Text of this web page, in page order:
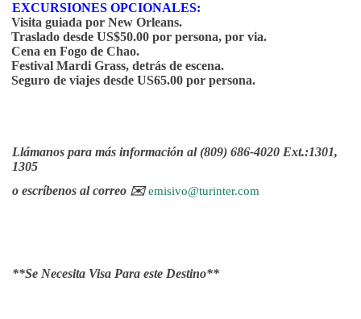
EXCURSIONES OPCIONALES:
Visita guiada por New Orleans.
Traslado desde US$50.00 por persona, por via.
Cena en Fogo de Chao.
Festival Mardi Grass, detrás de escena.
Seguro de viajes desde US65.00 por persona.
Llámanos para más información al (809) 686-4020 Ext.:1301,
1305
o escríbenos al correo ✉ emisivo@turinter.com
**Se Necesita Visa Para este Destino**